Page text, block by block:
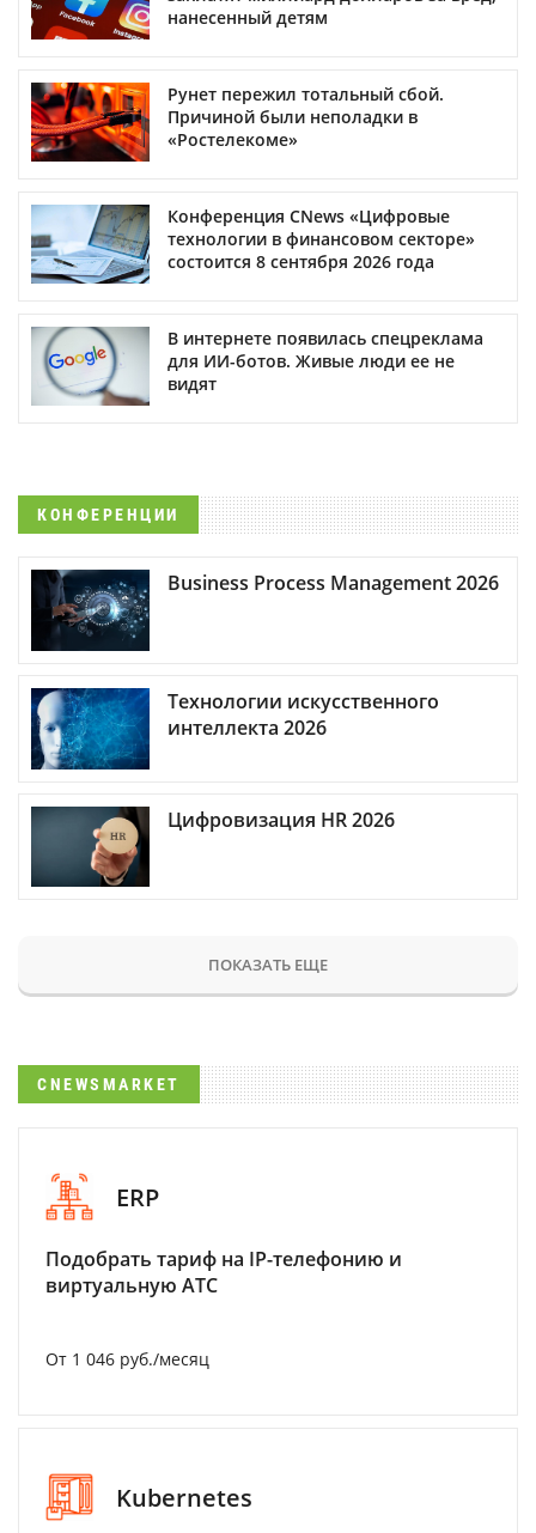
нанесенный детям
Рунет пережил тотальный сбой.
Причиной были неполадки в
«Ростелекоме»
Конференция CNews «Цифровые
технологии в финансовом секторе»
состоится 8 сентября 2026 года
В интернете появилась спецреклама
для ИИ-ботов. Живые люди ее не
видят
КОНФЕРЕНЦИИ
Business Process Management 2026
Технологии искусственного
интеллекта 2026
Цифровизация HR 2026
ПОКАЗАТЬ ЕЩЕ
CNEWSMARKET
ERP
Подобрать тариф на IP-телефонию и
виртуальную АТС
От 1 046 руб./месяц
Kubernetes